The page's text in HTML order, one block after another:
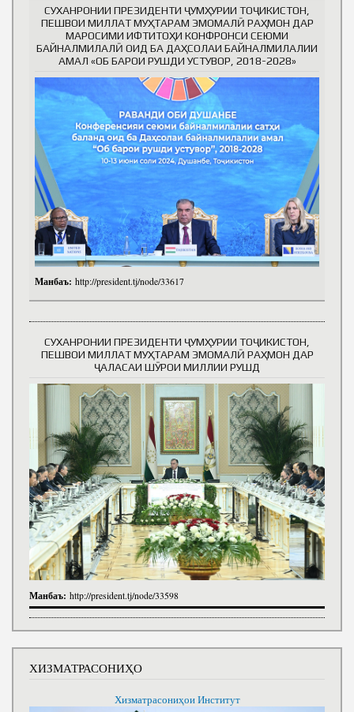
СУХАНРОНИИ ПРЕЗИДЕНТИ ҶУМҲУРИИ ТОҶИКИСТОН,
ПЕШВОИ МИЛЛАТ МУҲТАРАМ ЭМОМАЛӢ РАҲМОН ДАР
МАРОСИМИ ИФТИТОҲИ КОНФРОНСИ СЕЮМИ
БАЙНАЛМИЛАЛӢ ОИД БА ДАҲСОЛАИ БАЙНАЛМИЛАЛИИ
АМАЛ «ОБ БАРОИ РУШДИ УСТУВОР, 2018-2028»
Манбаъ: http://president.tj/node/33617
СУХАНРОНИИ ПРЕЗИДЕНТИ ҶУМҲУРИИ ТОҶИКИСТОН,
ПЕШВОИ МИЛЛАТ МУҲТАРАМ ЭМОМАЛӢ РАҲМОН ДАР
ҶАЛАСАИ ШӮРОИ МИЛЛИИ РУШД
Манбаъ: http://president.tj/node/33598
ХИЗМАТРАСОНИҲО
Хизматрасониҳои Институт